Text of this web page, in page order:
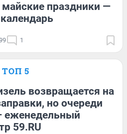
праздники —
1
ТОП 5
возвращается на
но очереди
еженедельный
59.RU